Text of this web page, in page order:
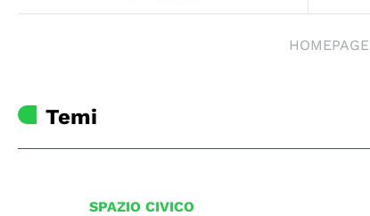
HOMEPAGE
Temi
SPAZIO CIVICO